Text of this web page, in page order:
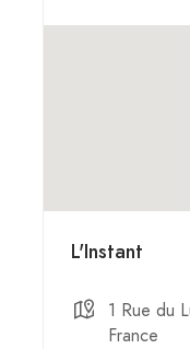
L'Instant
1 Rue du
France